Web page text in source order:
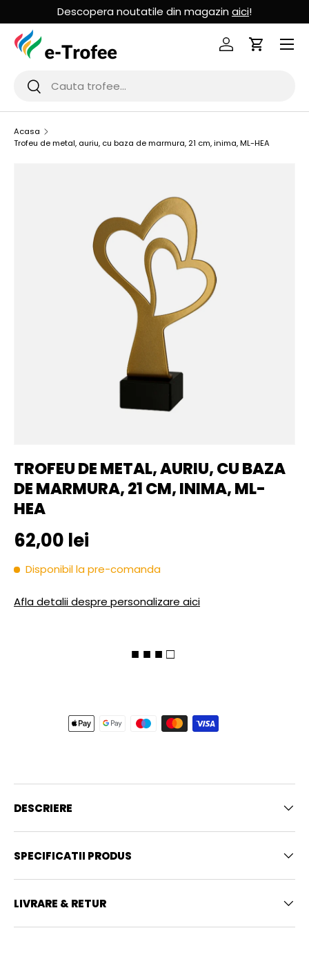
MERGI LA CONTINUT
Descopera noutatile din magazin aici!
Cauta
Cauta
Logheaza-te
Cos de
Acasa
Trofeu de metal, auriu, cu baza de marmura, 21 cm, inima, ML-HEA
TROFEU DE METAL, AURIU, CU BAZA
DE MARMURA, 21 CM, INIMA, ML-
HEA
Pret initial
62,00 lei
Disponibil la pre-comanda
Afla detalii despre personalizare aici
■ ■ ■ □
DESCRIERE
SPECIFICATII PRODUS
LIVRARE & RETUR